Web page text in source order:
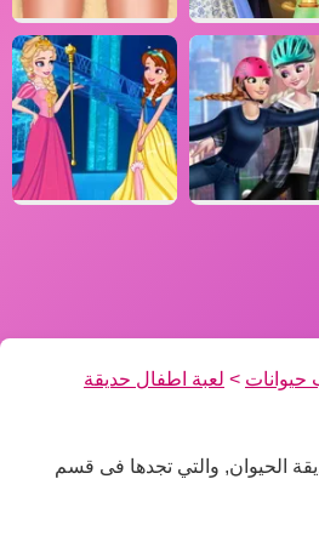
حيوانات > لعبة اطفال حديقة
الحيوان, والتي تجدها فى قسم